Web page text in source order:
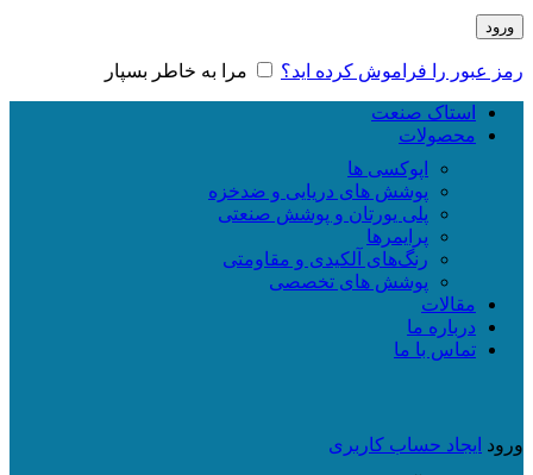
ورود
رمز عبور را فراموش کرده اید؟ مرا به خاطر بسپار
استاک صنعت
محصولات
اپوکسی ها
پوشش های دریایی و ضدخزه
پلی یورتان و پوشش صنعتی
پرایمرها
رنگ‌های آلکیدی و مقاومتی
پوشش های تخصصی
مقالات
درباره ما
تماس با ما
ورود ایجاد حساب کاربری